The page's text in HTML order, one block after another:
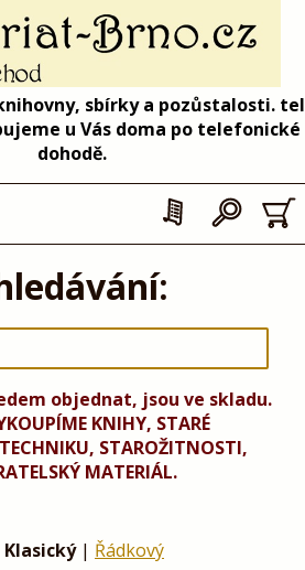
sbírky a pozůstalosti. tel
u Vás doma po telefonické
dohodě.
objednat, jsou ve skladu.
KNIHY, STARÉ
STAROŽITNOSTI,
MATERIÁL.
Klasický| Řádkový